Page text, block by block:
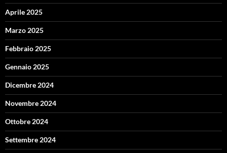
Aprile 2025
Marzo 2025
Febbraio 2025
Gennaio 2025
Dicembre 2024
Novembre 2024
Ottobre 2024
Settembre 2024